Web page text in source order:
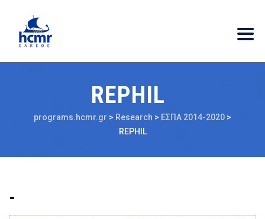
REPHIL
programs.hcmr.gr > Research > ΕΣΠΑ 2014-2020 >
REPHIL
-